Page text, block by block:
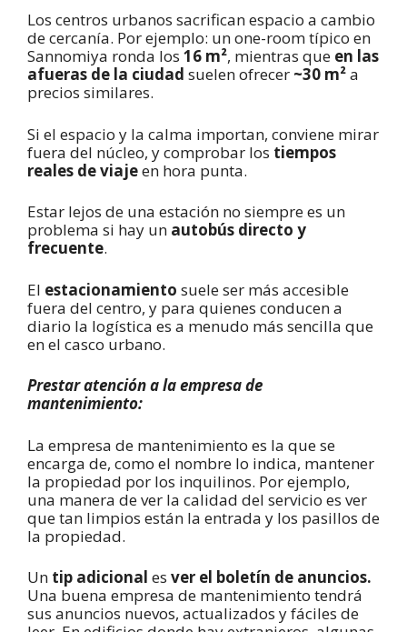
Los centros urbanos sacrifican espacio a cambio
de cercanía. Por ejemplo: un one-room típico en
Sannomiya ronda los 16 m², mientras que en las
afueras de la ciudad suelen ofrecer ~30 m²a
precios similares.
Si el espacio y la calma importan, conviene mirar
fuera del núcleo, y comprobar los tiempos
reales de viajeen hora punta.
Estar lejos de una estación no siempre es un
problema si hay un autobús directo y
frecuente.
El estacionamiento suele ser más accesible
fuera del centro, y para quienes conducen a
diario la logística es a menudo más sencilla que
en el casco urbano.
Prestar atención a la empresa de
mantenimiento:
La empresa de mantenimiento es la que se
encarga de, como el nombre lo indica, mantener
la propiedad por los inquilinos. Por ejemplo,
una manera de ver la calidad del servicio es ver
que tan limpios están la entrada y los pasillos de
la propiedad.
Un tip adicional es ver el boletín de anuncios.
Una buena empresa de mantenimiento tendrá
sus anuncios nuevos, actualizados y fáciles de